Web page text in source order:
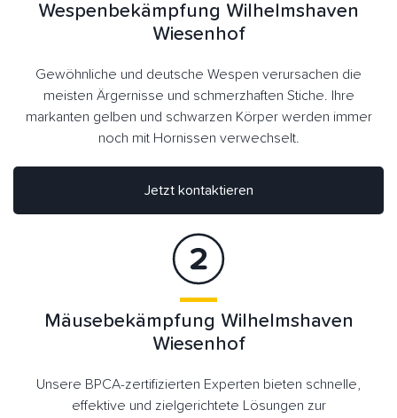
Wespenbekämpfung Wilhelmshaven
Wiesenhof
Gewöhnliche und deutsche Wespen verursachen die
meisten Ärgernisse und schmerzhaften Stiche. Ihre
markanten gelben und schwarzen Körper werden immer
noch mit Hornissen verwechselt.
Jetzt kontaktieren
Mäusebekämpfung Wilhelmshaven
Wiesenhof
Unsere BPCA-zertifizierten Experten bieten schnelle,
effektive und zielgerichtete Lösungen zur